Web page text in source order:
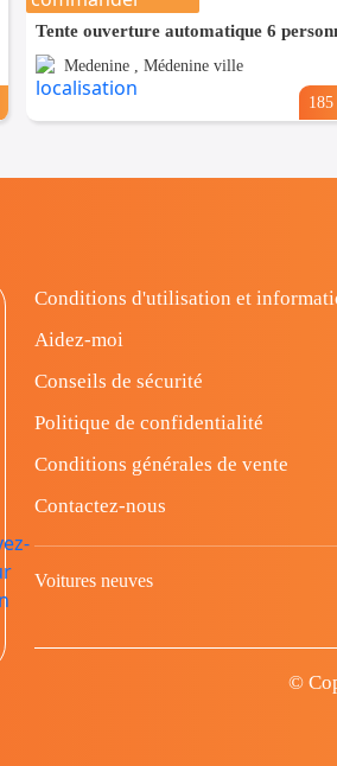
Medenine , Médenine ville
Conditions d'utilisation et
Aidez-moi
Conseils de sécurité
Politique de confidentialité
Conditions générales de vente
Contactez-nous
Voitures neuves
©